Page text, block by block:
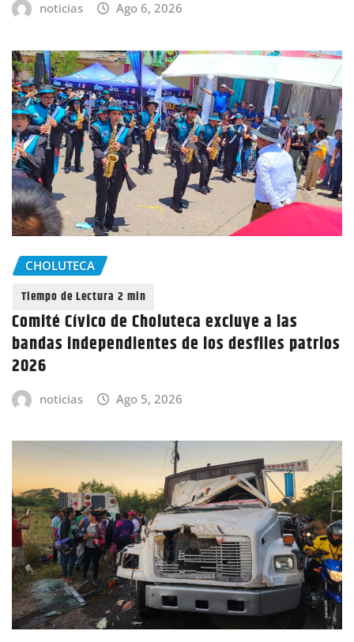
noticias Ago 6, 2026
CHOLUTECA
Comité Cívico de Choluteca excluye a las
bandas independientes de los desfiles patrios
2026
noticias Ago 5, 2026